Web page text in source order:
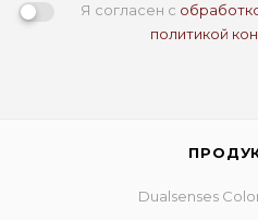
Я согласен с
политикой
Dualsenses